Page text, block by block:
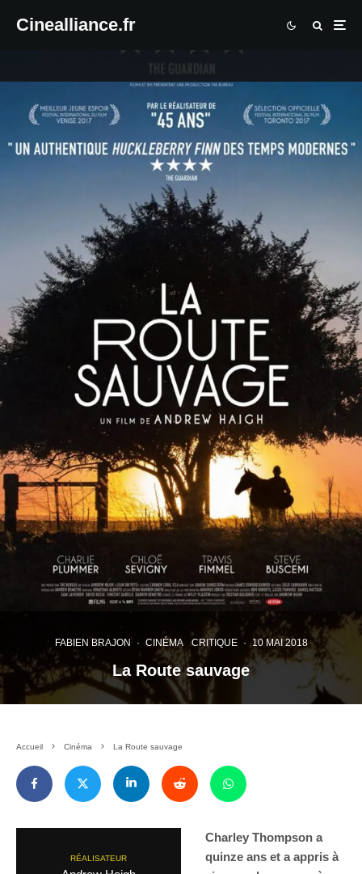
Cinealliance.fr
FABIEN BRAJON · CINÉMA CRITIQUE · 10 MAI 2018
La Route sauvage
Accueil Cinéma La Route sauvage
RÉALISATEUR
Charley Thompson a
quinze ans et a appris à